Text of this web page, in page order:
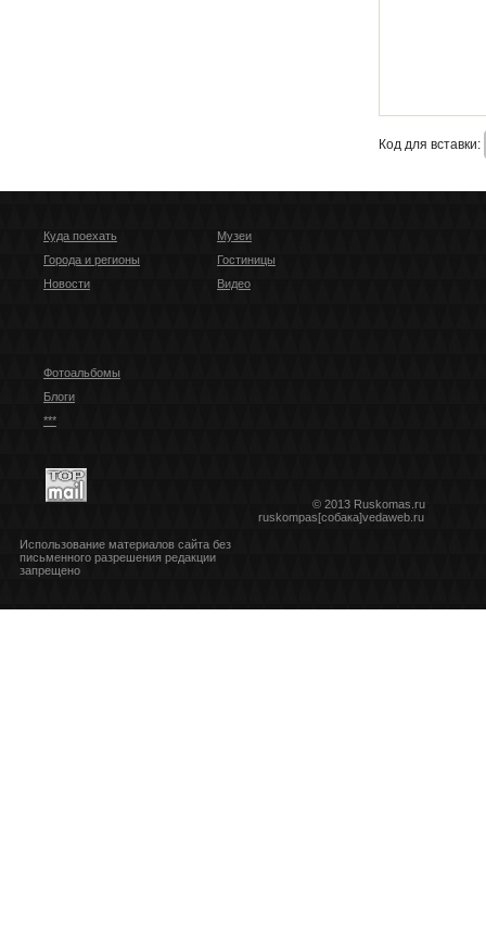
Кoд для вставки:
Куда поехать
Города и регионы
Новости
Музеи
Гостиницы
Видео
Фотоальбомы
Блоги
***
© 2013 Ruskomas.ru
ruskompas[собака]vedaweb.ru
Использование материалов сайта без
письменного разрешения редакции
запрещено